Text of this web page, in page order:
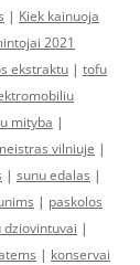
| Kiek kainuoja
2021
ekstraktu | tofu
mityba |
vilniuje |
| sunu edalas |
| paskolos
dziovintuvai |
| konservai